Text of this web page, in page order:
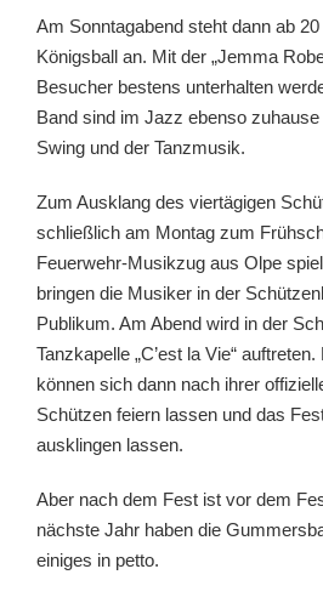
Am Sonntagabend steht dann ab
Königsball an. Mit der „Jemma
Besucher bestens unterhalten
Band sind im Jazz ebenso
Swing und der Tanzmusik.
Zum Ausklang des viertägigen
schließlich am Montag zum
Feuerwehr-Musikzug aus Olpe
bringen die Musiker in der
Publikum. Am Abend wird in der
Tanzkapelle „C’est la Vie“
können sich dann nach ihrer
Schützen feiern lassen und das
ausklingen lassen.
Aber nach dem Fest ist vor dem
nächste Jahr haben die
einiges in petto.